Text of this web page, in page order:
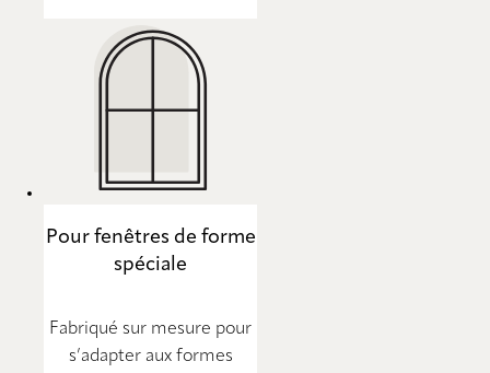
Pour fenêtres de forme
spéciale
Fabriqué sur mesure pour
s’adapter aux formes